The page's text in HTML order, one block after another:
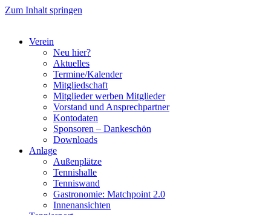
Zum Inhalt springen
Verein
Neu hier?
Aktuelles
Termine/Kalender
Mitgliedschaft
Mitglieder werben Mitglieder
Vorstand und Ansprechpartner
Kontodaten
Sponsoren – Dankeschön
Downloads
Anlage
Außenplätze
Tennishalle
Tenniswand
Gastronomie: Matchpoint 2.0
Innenansichten